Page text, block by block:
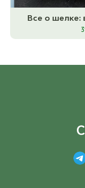
Все о шелке: